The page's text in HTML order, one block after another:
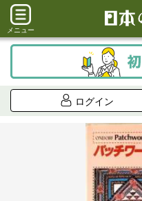
メニュー
ログイン